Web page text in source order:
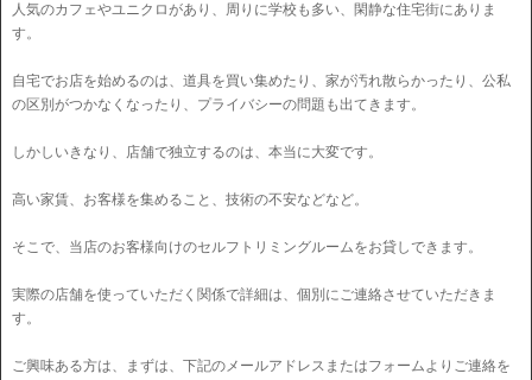
人気のカフェやユニクロがあり、周りに学校も多い、閑静な住宅街にありま
す。
自宅でお店を始めるのは、道具を買い集めたり、家が汚れ散らかったり、公私
の区別がつかなくなったり、プライバシーの問題も出てきます。
しかしいきなり、店舗で独立するのは、本当に大変です。
高い家賃、お客様を集めること、技術の不安などなど。
そこで、当店のお客様向けのセルフトリミングルームをお貸しできます。
実際の店舗を使っていただく関係で詳細は、個別にご連絡させていただきま
す。
ご興味ある方は、まずは、下記のメールアドレスまたはフォームよりご連絡を